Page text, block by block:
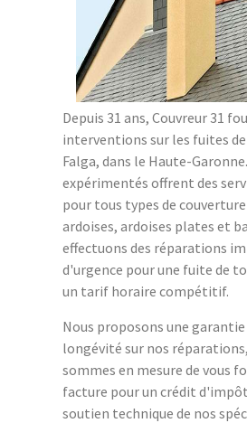
Depuis 31 ans, Couvreur 31
interventions sur les fuites
Falga, dans le Haute-
expérimentés offrent des
pour tous types de
ardoises, ardoises plates et
effectuons des réparations
d'urgence pour une fuite de
un tarif horaire compétitif.
Nous proposons une
longévité sur nos
sommes en mesure de vous
facture pour un crédit
soutien technique de nos